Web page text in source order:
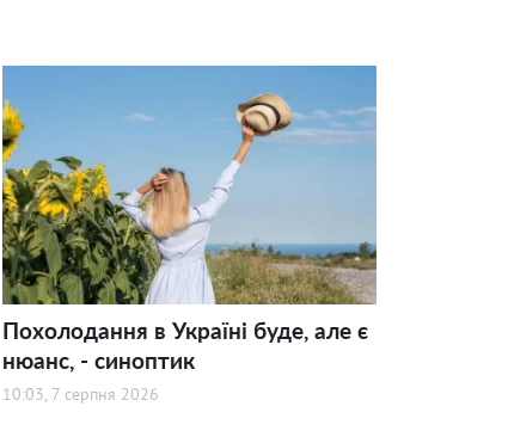
Похолодання в Україні буде, але є
нюанс, - синоптик
10:03, 7 серпня 2026